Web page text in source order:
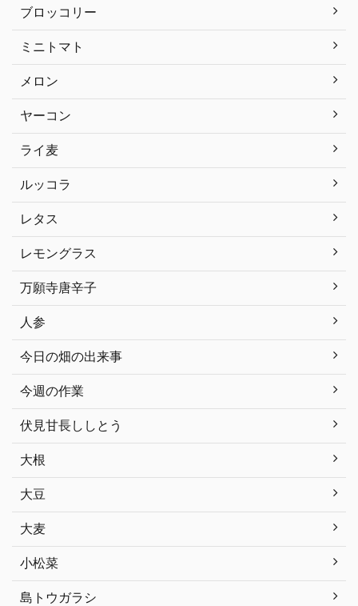
ブロッコリー
ミニトマト
メロン
ヤーコン
ライ麦
ルッコラ
レタス
レモングラス
万願寺唐辛子
人参
今日の畑の出来事
今週の作業
伏見甘長ししとう
大根
大豆
大麦
小松菜
島トウガラシ